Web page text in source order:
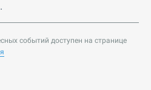
событий доступен на странице